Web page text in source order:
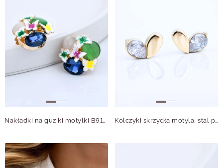
Nakładki na guziki motylki B913883Z00 Kolczyki skrzydła motyla, stal pozłacana S215600Z00